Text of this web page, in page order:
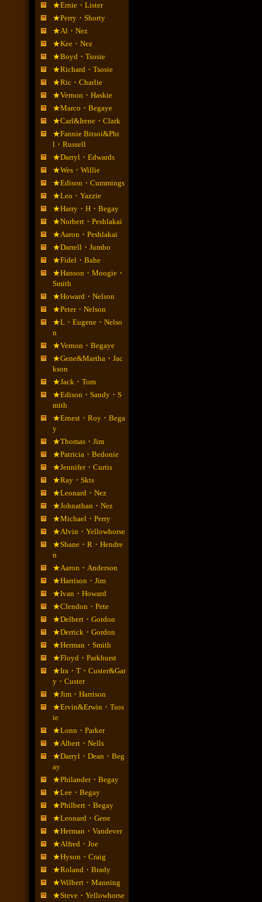
★Ernie・Lister
★Perry・Shorty
★Al・Nez
★Kee・Nez
★Boyd・Tsosie
★Richard・Tsosie
★Ric・Charlie
★Vernon・Haskie
★Marco・Begaye
★Carl&Irene・Clark
★Fannie Bitsoi&Phi
l・Russell
★Darryl・Edwards
★Wes・Willie
★Edison・Cummings
★Leo・Yazzie
★Harry・H・Begay
★Norbert・Peshlakai
★Aaron・Peshlakai
★Darrell・Jumbo
★Fidel・Bahe
★Hanson・Moogie・
Smith
★Howard・Nelson
★Peter・Nelson
★L・Eugene・Nelso
n
★Vernon・Begaye
★Gene&Martha・Jac
kson
★Jack・Tom
★Edison・Sandy・S
mith
★Ernest・Roy・Bega
y
★Thomas・Jim
★Patricia・Bedonie
★Jennifer・Curtis
★Ray・Skts
★Leonard・Nez
★Johnathan・Nez
★Michael・Perry
★Alvin・Yellowhorse
★Shane・R・Hendre
n
★Aaron・Anderson
★Harrison・Jim
★Ivan・Howard
★Clendon・Pete
★Delbert・Gordon
★Derrick・Gordon
★Herman・Smith
★Floyd・Parkhurst
★Ira・T・Custer&Gar
y・Custer
★Jim・Harrison
★Ervin&Erwin・Tsos
ie
★Lonn・Parker
★Albert・Nells
★Darryl・Dean・Beg
ay
★Philander・Begay
★Lee・Begay
★Philbert・Begay
★Leonard・Gene
★Herman・Vandever
★Alfred・Joe
★Hyson・Craig
★Roland・Brady
★Wilbert・Manning
★Steve・Yellowhorse